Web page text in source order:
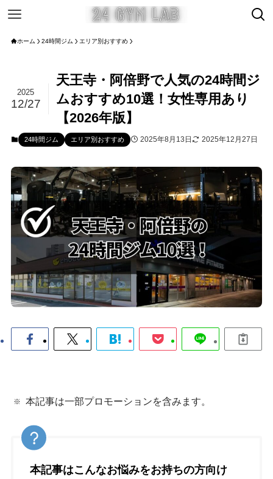
ホーム 24時間ジム エリア別おすすめ
天王寺・阿倍野で人気の24時間ジ
ムおすすめ10選！女性専用あり
【2026年版】
2025
12/27
24時間ジム エリア別おすすめ 2025年8月13日 2025年12月27日
本記事は一部プロモーションを含みます。
本記事はこんなお悩みをお持ちの方向け